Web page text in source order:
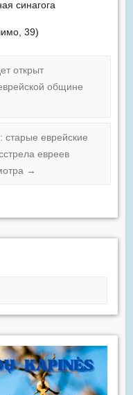
синагога
39)
открыт
общине
еврейские
евреев
→